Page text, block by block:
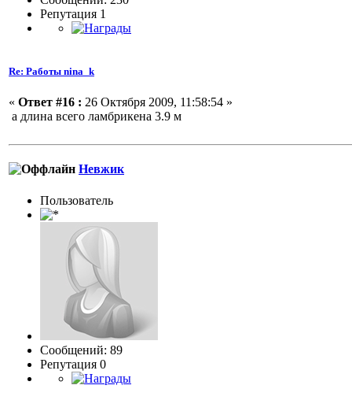
Репутация 1
Re: Работы nina_k
« Ответ #16 : 26 Октября 2009, 11:58:54 »
а длина всего ламбрикена 3.9 м
Невжик
Пользовaтeль
Сообщений: 89
Репутация 0